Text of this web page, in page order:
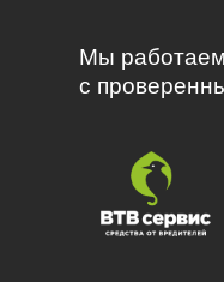
Мы работаем
с